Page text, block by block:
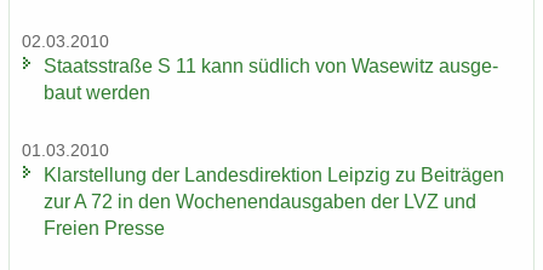
02.03.2010
Staats­stra­ße S 11 kann süd­lich von Wase­witz aus­ge­
baut wer­den
01.03.2010
Klar­stel­lung der Lan­des­di­rek­ti­on Leip­zig zu Bei­trä­gen
zur A 72 in den Wo­chen­end­aus­ga­ben der LVZ und
Frei­en Pres­se